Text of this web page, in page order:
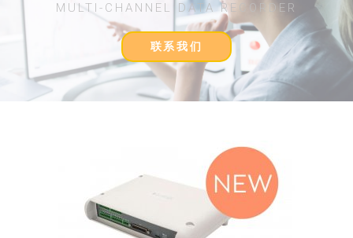
MULTI-CHANNEL DATA RECORDER
联系我们